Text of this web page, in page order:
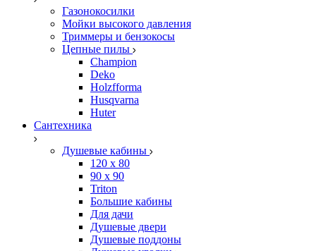
Газонокосилки
Мойки высокого давления
Триммеры и бензокосы
Цепные пилы
Champion
Deko
Holzfforma
Husqvarna
Huter
Сантехника
Душевые кабины
120 x 80
90 х 90
Triton
Большие кабины
Для дачи
Душевые двери
Душевые поддоны